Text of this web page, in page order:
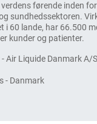
førende inden
sundhedssektoren.
i 60 lande, har 66.500
kunder og patienter.
Air Liquide Danmark A/S
- Danmark